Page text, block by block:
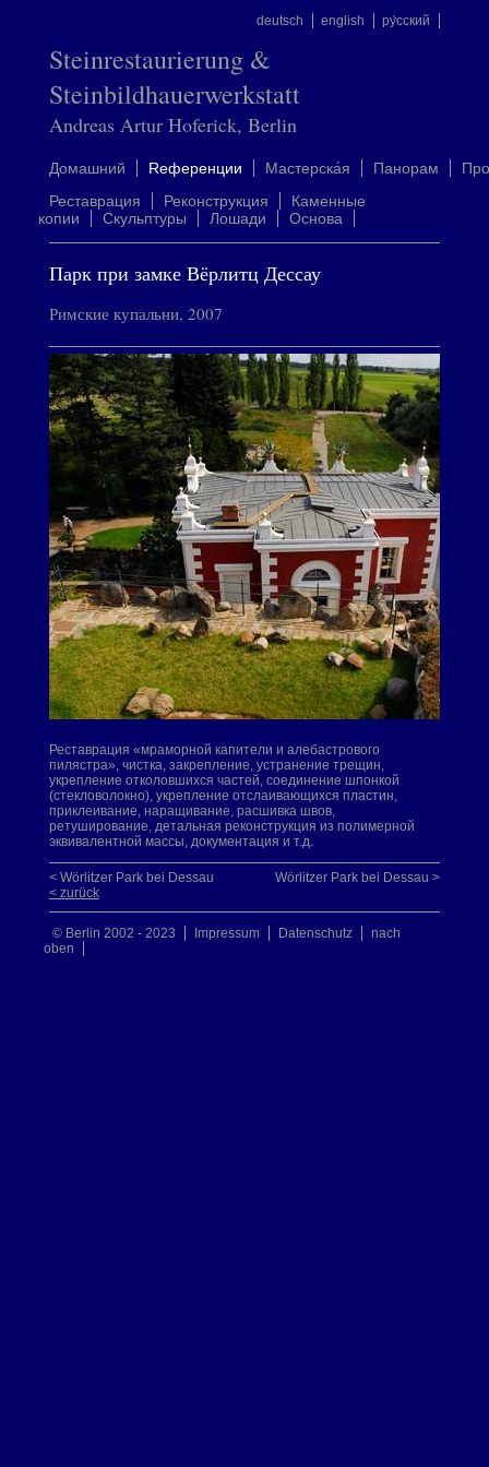
deutsch english ру́сский
Steinrestaurierung &
Steinbildhauerwerkstatt
Andreas Artur Hoferick, Berlin
Домашний Rеференции Mастерска́я Панорам
Реставрация
Реконструкция
Каменные
копии
Скульптуры Лошади Oснова
Парк при замке Вёрлитц Дессау
Римские купальни, 2007
Реставрация «мраморной капители и алебастрового
пилястра», чистка, закрепление, устранение трещин,
укрепление отколовшихся частей, соединение шпонкой
(стекловолокно), укрепление отслаивающихся пластин,
приклеивание, наращивание, расшивка швов,
ретуширование, детальная реконструкция из полимерной
эквивалентной массы, документация и т.д.
Wörlitzer Park bei Dessau >
< Wörlitzer Park bei Dessau
< zurück
© Berlin 2002 - 2023 Impressum Datenschutz
nach
oben